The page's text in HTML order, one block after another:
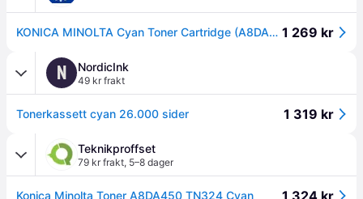
KONICA MINOLTA Cyan Toner Cartridge (A8DA450) 1 269 kr
N NordicInk
49 kr frakt
Tonerkassett cyan 26.000 sider 1 319 kr
Teknikproffset
79 kr frakt, 5–8 dager
Konica Minolta Toner A8DA450 TN324 Cyan 1 324 kr